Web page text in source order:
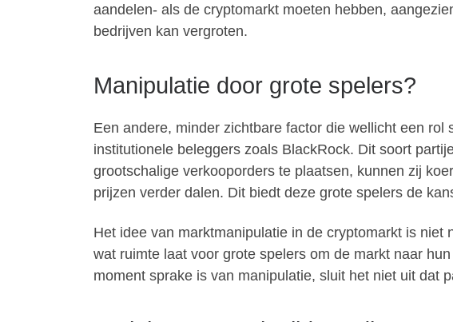
aandelen- als de cryptomarkt moeten hebben,
bedrijven kan vergroten.
Manipulatie door grote spelers?
Een andere, minder zichtbare factor die wellicht een
institutionele beleggers zoals BlackRock. Dit soort
grootschalige verkooporders te plaatsen, kunnen zij
prijzen verder dalen. Dit biedt deze grote spelers de
Het idee van marktmanipulatie in de cryptomarkt is
wat ruimte laat voor grote spelers om de markt naar
moment sprake is van manipulatie, sluit het niet uit dat